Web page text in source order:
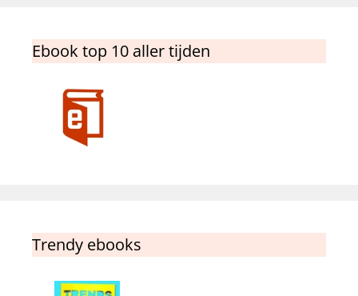
Ebook top 10 aller tijden
Trendy ebooks